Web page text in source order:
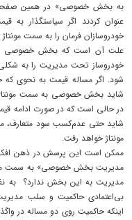
به بخش خصوصی» در همین صفحه
عنوان کردند اگر سیاستگذار
خودروسازان فرمان را به سمت
علت آن است که بخش خصوصی
خودروساز تحت مدیریت را به
شود. اگر مساله قیمت به نحوی که
شاید بخش خصوصی به سمت مونتاژ
در حالی است که در صورت ادامه
شاید حتی عدم‌کسب سود
مونتاژ خواهد رفت.
ممکن است این پرسش در ذهن
مدیریت بخش خصوصی» به سمت
مدیریت به این بخش ندارد؟ به
بی‌اعتمادی حاکمیت و سلب
اینکه حاکمیت روی دو مساله در